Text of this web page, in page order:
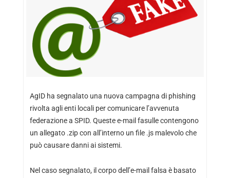
AgID ha segnalato una nuova campagna di phishing
rivolta agli enti locali per comunicare l’avvenuta
federazione a SPID. Queste e-mail fasulle contengono
un allegato .zip con all’interno un file .js malevolo che
può causare danni ai sistemi.
Nel caso segnalato, il corpo dell’e-mail falsa è basato